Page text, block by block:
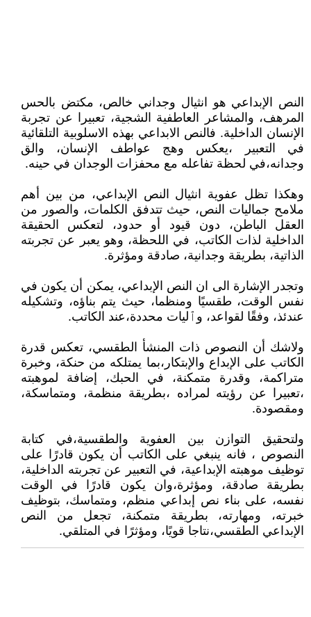
النص الإبداعي هو انثيال وجداني خالص، مكتض بالحس
المرهف، والمشاعر العاطفية الشجية، تعبيرا عن تجربة
الإنسان الداخلية. فالنص الابداعي بهذه الاسلوبية التلقائية
في التعبير ،يعكس وهج عواطف الإنسان، والق
وجدانه،في لحظة تفاعله مع محفزات الوجدان في حينه.
وهكذا تظل عفوية انثيال النص الإبداعي، من بين أهم
ملامح جماليات النص، حيث تتدفق الكلمات، والصور من
العقل الباطن، دون قيود أو حدود، لتعكس الحقيقة
الداخلية لذات الكاتب، في اللحظة، وهو يعبر عن تجربته
الذاتية، بطريقة وجدانية، صادقة ومؤثرة.
وتجدر الإشارة الى ان النص الإبداعي، يمكن أن يكون في
نفس الوقت، طقسيًا ومنظما، حيث يتم بناؤه، وتشكيله
عندئذ، وفقًا لقواعد، وٱليات محددة،عند الكاتب.
ولاشك أن النصوص ذات المنشأ الطقسي، تعكس قدرة
الكاتب على الإبداع والإبتكار،بما يمتلكه من حنكة، وخبرة
متراكمة، وقدرة متمكنة، في الحبك، إضافة لموهبته
،تعبيرا عن رؤيته لمراده ،بطريقة منظمة، ومتماسكة،
ومقصودة.
ولتحقيق التوازن بين العفوية والطقسية،في كتابة
النصوص ، فانه ينبغي على الكاتب أن يكون قادرًا على
توظيف موهبته الإبداعية، في التعبير عن تجربته الداخلية،
بطريقة صادقة، ومؤثرة،وان يكون قادرًا في الوقت
نفسه، على بناء نص إبداعي منظم، ومتماسك، بتوظيف
خبرته، ومهارته، بطريقة متمكنة، تجعل من النص
الإبداعي الطقسي،نتاجا قويًا، ومؤثرًا في المتلقي.